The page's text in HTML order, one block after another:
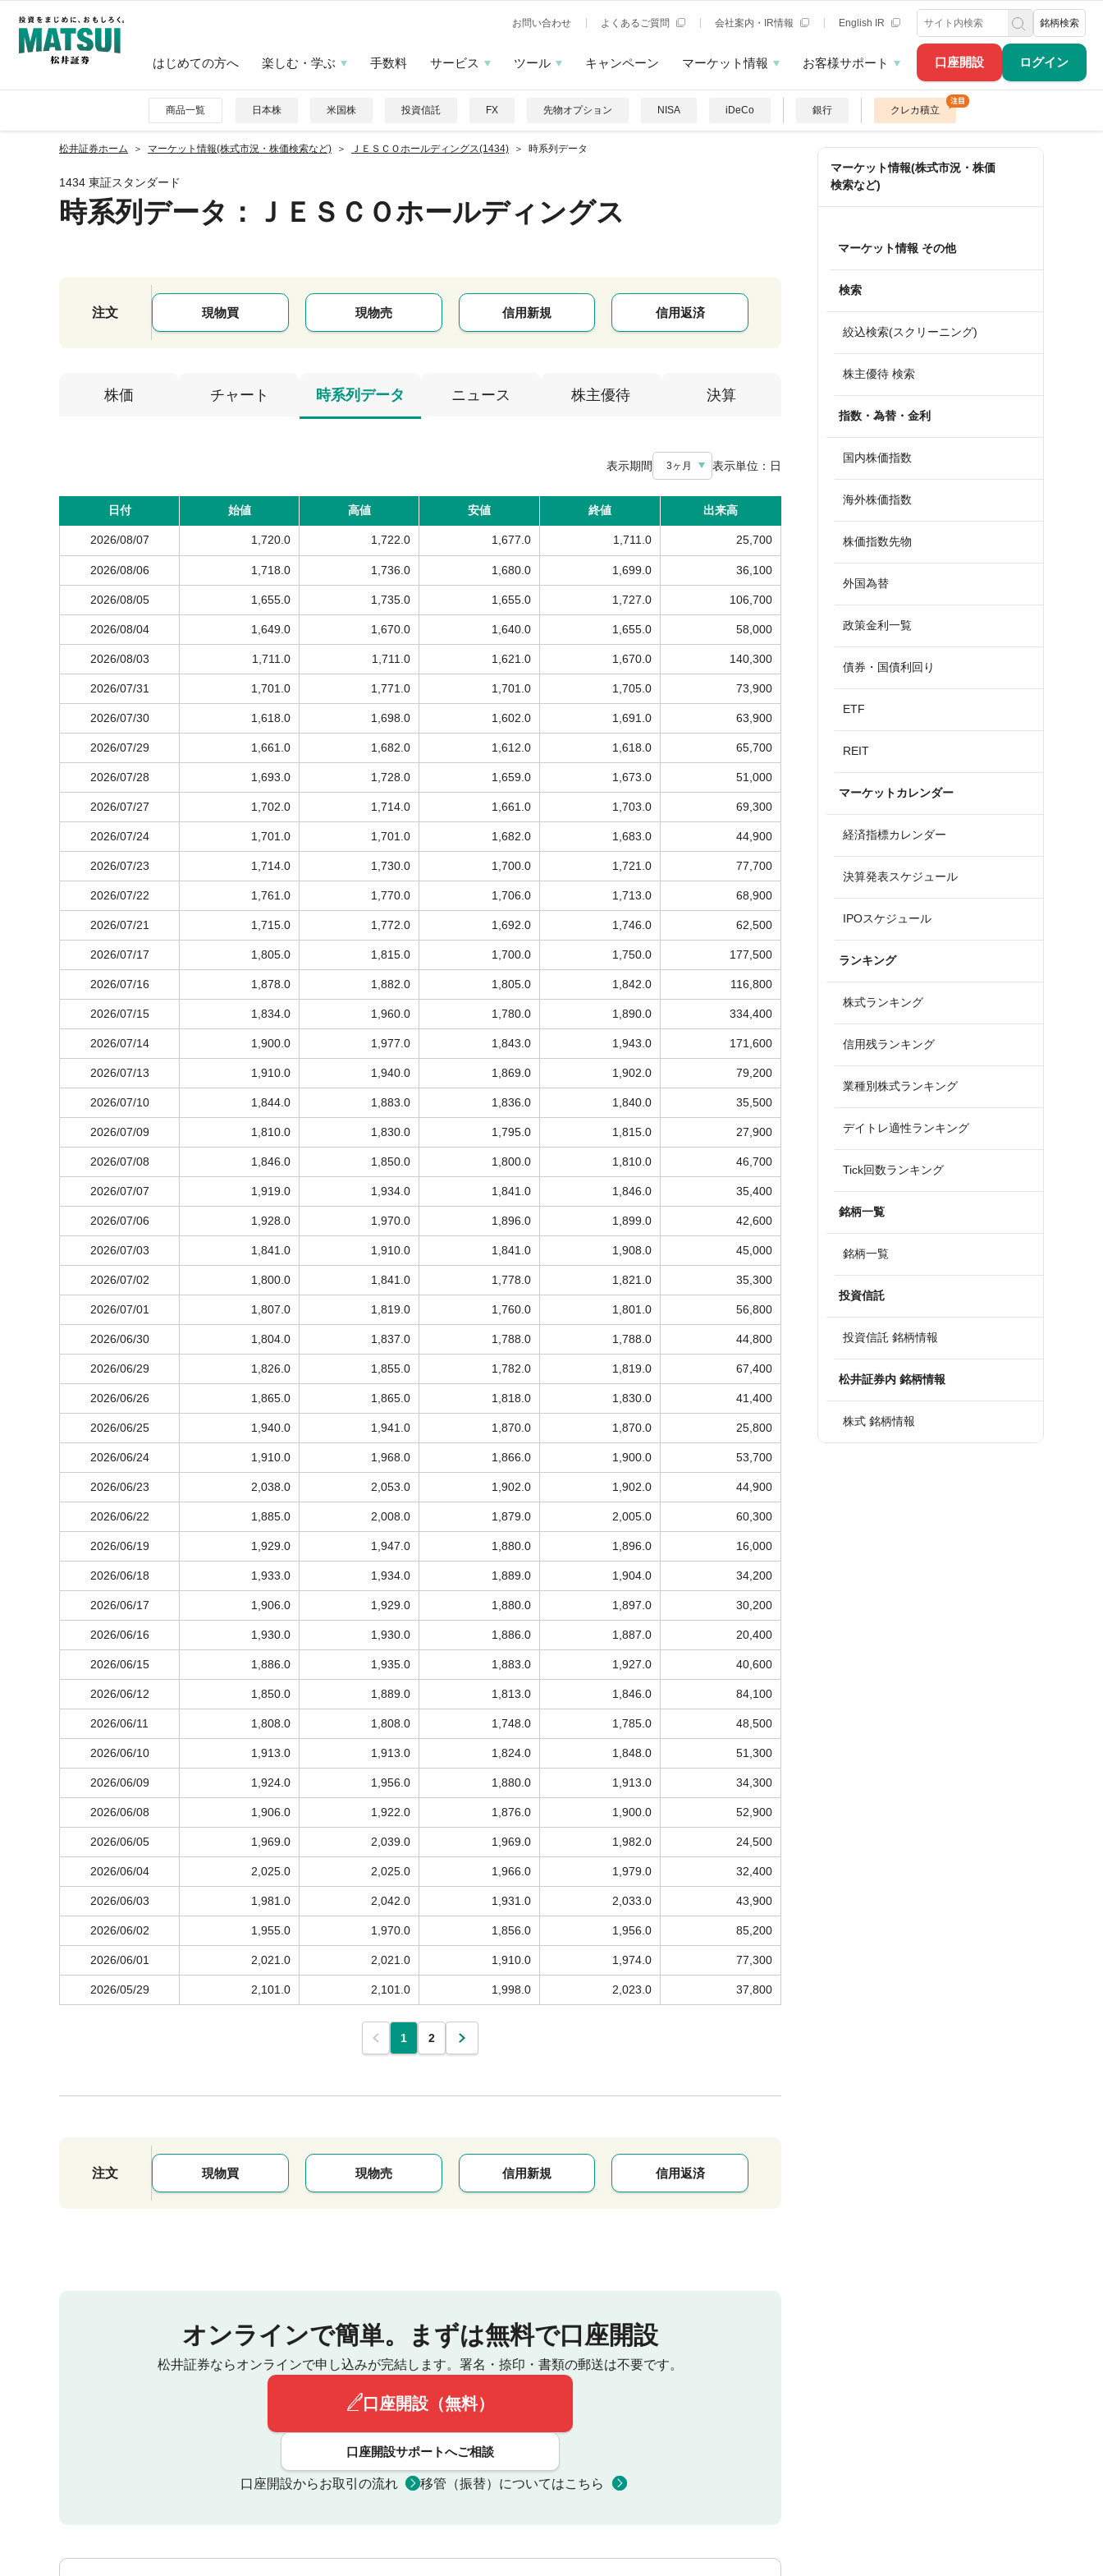
口座開設 ログイン
お問い合わせ よくあるご質問 会社案内・IR情報 English IR 銘柄検索
はじめての方へ 楽しむ・学ぶ 手数料 サービス ツール キャンペーン マーケット情報 お客様サポート
商品一覧 日本株 米国株 投資信託 FX 先物オプション NISA iDeCo 銀行 クレカ積立
松井証券ホーム マーケット情報(株式市況・株価検索など) ＪＥＳＣＯホールディングス(1434) 時系列データ
1434 東証スタンダード
時系列データ ：ＪＥＳＣＯホールディングス
注文 現物買 現物売 信用新規 信用返済
株価 チャート 時系列データ ニュース 株主優待 決算
表示期間 3ヶ月 表示単位： 日
日付 始値 高値 安値 終値 出来高
2026/08/07 1,720.0 1,722.0 1,677.0 1,711.0 25,700
2026/08/06 1,718.0 1,736.0 1,680.0 1,699.0 36,100
2026/08/05 1,655.0 1,735.0 1,655.0 1,727.0 106,700
2026/08/04 1,649.0 1,670.0 1,640.0 1,655.0 58,000
2026/08/03 1,711.0 1,711.0 1,621.0 1,670.0 140,300
2026/07/31 1,701.0 1,771.0 1,701.0 1,705.0 73,900
2026/07/30 1,618.0 1,698.0 1,602.0 1,691.0 63,900
2026/07/29 1,661.0 1,682.0 1,612.0 1,618.0 65,700
2026/07/28 1,693.0 1,728.0 1,659.0 1,673.0 51,000
2026/07/27 1,702.0 1,714.0 1,661.0 1,703.0 69,300
2026/07/24 1,701.0 1,701.0 1,682.0 1,683.0 44,900
2026/07/23 1,714.0 1,730.0 1,700.0 1,721.0 77,700
2026/07/22 1,761.0 1,770.0 1,706.0 1,713.0 68,900
2026/07/21 1,715.0 1,772.0 1,692.0 1,746.0 62,500
2026/07/17 1,805.0 1,815.0 1,700.0 1,750.0 177,500
2026/07/16 1,878.0 1,882.0 1,805.0 1,842.0 116,800
2026/07/15 1,834.0 1,960.0 1,780.0 1,890.0 334,400
2026/07/14 1,900.0 1,977.0 1,843.0 1,943.0 171,600
2026/07/13 1,910.0 1,940.0 1,869.0 1,902.0 79,200
2026/07/10 1,844.0 1,883.0 1,836.0 1,840.0 35,500
2026/07/09 1,810.0 1,830.0 1,795.0 1,815.0 27,900
2026/07/08 1,846.0 1,850.0 1,800.0 1,810.0 46,700
2026/07/07 1,919.0 1,934.0 1,841.0 1,846.0 35,400
2026/07/06 1,928.0 1,970.0 1,896.0 1,899.0 42,600
2026/07/03 1,841.0 1,910.0 1,841.0 1,908.0 45,000
2026/07/02 1,800.0 1,841.0 1,778.0 1,821.0 35,300
2026/07/01 1,807.0 1,819.0 1,760.0 1,801.0 56,800
2026/06/30 1,804.0 1,837.0 1,788.0 1,788.0 44,800
2026/06/29 1,826.0 1,855.0 1,782.0 1,819.0 67,400
2026/06/26 1,865.0 1,865.0 1,818.0 1,830.0 41,400
2026/06/25 1,940.0 1,941.0 1,870.0 1,870.0 25,800
2026/06/24 1,910.0 1,968.0 1,866.0 1,900.0 53,700
2026/06/23 2,038.0 2,053.0 1,902.0 1,902.0 44,900
2026/06/22 1,885.0 2,008.0 1,879.0 2,005.0 60,300
2026/06/19 1,929.0 1,947.0 1,880.0 1,896.0 16,000
2026/06/18 1,933.0 1,934.0 1,889.0 1,904.0 34,200
2026/06/17 1,906.0 1,929.0 1,880.0 1,897.0 30,200
2026/06/16 1,930.0 1,930.0 1,886.0 1,887.0 20,400
2026/06/15 1,886.0 1,935.0 1,883.0 1,927.0 40,600
2026/06/12 1,850.0 1,889.0 1,813.0 1,846.0 84,100
2026/06/11 1,808.0 1,808.0 1,748.0 1,785.0 48,500
2026/06/10 1,913.0 1,913.0 1,824.0 1,848.0 51,300
2026/06/09 1,924.0 1,956.0 1,880.0 1,913.0 34,300
2026/06/08 1,906.0 1,922.0 1,876.0 1,900.0 52,900
2026/06/05 1,969.0 2,039.0 1,969.0 1,982.0 24,500
2026/06/04 2,025.0 2,025.0 1,966.0 1,979.0 32,400
2026/06/03 1,981.0 2,042.0 1,931.0 2,033.0 43,900
2026/06/02 1,955.0 1,970.0 1,856.0 1,956.0 85,200
2026/06/01 2,021.0 2,021.0 1,910.0 1,974.0 77,300
2026/05/29 2,101.0 2,101.0 1,998.0 2,023.0 37,800
1 2
注文 現物買 現物売 信用新規 信用返済
オンラインで簡単。 まずは無料で口座開設
松井証券ならオンラインで申し込みが完結します。 署名・捺印・書類の郵送は不要です。
口座開設（無料）
口座開設サポートへご相談
口座開設からお取引の流れ 移管（振替）についてはこちら
マーケット情報(株式市況・株価
検索など)
マーケット情報 その他
検索
絞込検索(スクリーニング)
株主優待 検索
指数・為替・金利
国内株価指数
海外株価指数
株価指数先物
外国為替
政策金利一覧
債券・国債利回り
ETF
REIT
マーケットカレンダー
経済指標カレンダー
決算発表スケジュール
IPOスケジュール
ランキング
株式ランキング
信用残ランキング
業種別株式ランキング
デイトレ適性ランキング
Tick回数ランキング
銘柄一覧
銘柄一覧
投資信託
投資信託 銘柄情報
松井証券内 銘柄情報
株式 銘柄情報